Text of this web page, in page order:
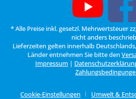
* Alle Preise inkl. gesetzl. Mehrwertsteuer
nicht anders
Lieferzeiten gelten innerhalb
Länder entnehmen Sie bitte den
Impressum |
Cookie-Einstellungen Umwelt &